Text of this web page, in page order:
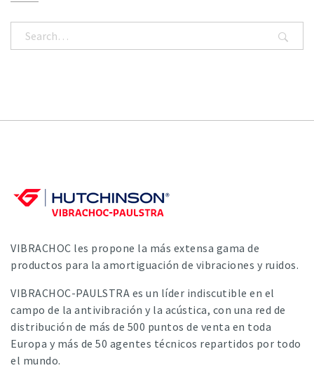
VIBRACHOC les propone la más extensa gama de
productos para la amortiguación de vibraciones y ruidos.
VIBRACHOC-PAULSTRA es un líder indiscutible en el
campo de la antivibración y la acústica, con una red de
distribución de más de 500 puntos de venta en toda
Europa y más de 50 agentes técnicos repartidos por todo
el mundo.